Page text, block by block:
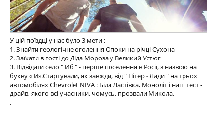
У цій поїздці у нас було 3 мети :
1. Знайти геологічне оголення Опоки на річці Сухона
2. Заїхати в гості до Діда Мороза у Великий Устюг
3. Відвідати село " Иб " - перше поселення в Росії, з назвою на
букву « И».Стартували, як завжди, від " Пітер - Лади " на трьох
автомобілях Chevrolet NIVA : Біла Ластівка, Моноліт і наш тест -
драйв, якого всі учасники, чомусь, прозвали Микола.
.